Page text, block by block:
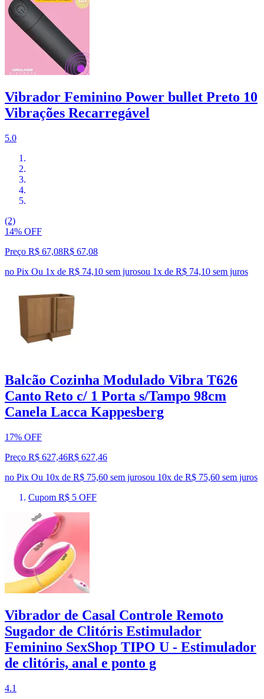
Vibrador Feminino Power bullet Preto 10
Vibrações Recarregável
5.0
(2)
14% OFF
Preço R$ 67,08R$ 67,08
no Pix Ou 1x de R$ 74,10 sem jurosou 1x de R$ 74,10 sem juros
Balcão Cozinha Modulado Vibra T626
Canto Reto c/ 1 Porta s/Tampo 98cm
Canela Lacca Kappesberg
17% OFF
Preço R$ 627,46R$ 627,46
no Pix Ou 10x de R$ 75,60 sem jurosou 10x de R$ 75,60 sem juros
Cupom R$ 5 OFF
Vibrador de Casal Controle Remoto
Sugador de Clitóris Estimulador
Feminino SexShop TIPO U - Estimulador
de clitóris, anal e ponto g
4.1